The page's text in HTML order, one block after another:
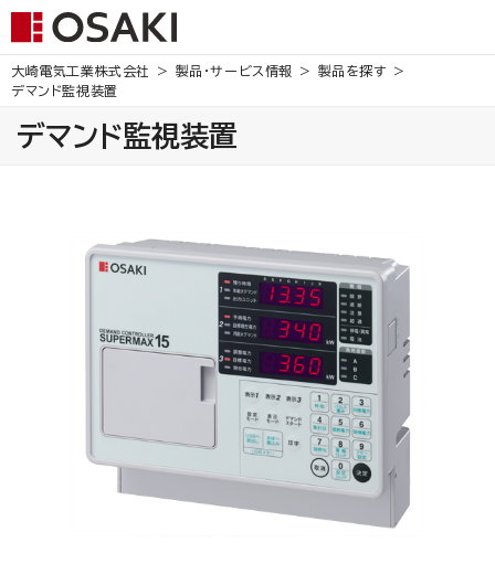
大崎電気工業株式会社 製品・サービス情報
製品を探す
デマンド監視装置
デマンド監視装置